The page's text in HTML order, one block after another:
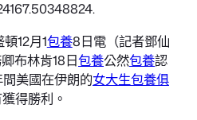
12月1包養8日電（記者鄧仙
布林肯18日包養公然包養認
美國在伊朗的女大生包養俱
得勝利。